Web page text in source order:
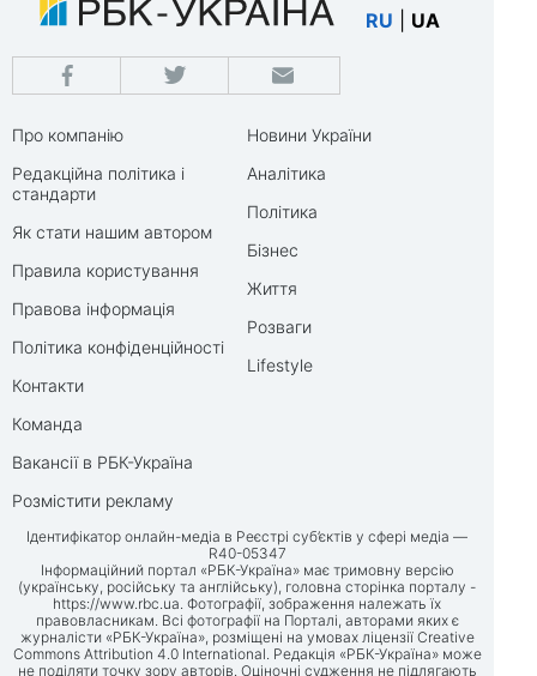
RU UA
Про компанію
Редакційна політика і
стандарти
Як стати нашим автором
Правила користування
Правова інформація
Політика конфіденційності
Контакти
Команда
Вакансії в РБК-Україна
Розмістити рекламу
Новини України
Аналітика
Політика
Бізнес
Життя
Розваги
Lifestyle
Ідентифікатор онлайн-медіа в Реєстрі суб’єктів у сфері медіа —
R40-05347
Інформаційний портал «РБК-Україна» має тримовну версію
(українську, російську та англійську), головна сторінка порталу -
https://www.rbc.ua. Фотографії, зображення належать їх
правовласникам. Всі фотографії на Порталі, авторами яких є
журналісти «РБК-Україна», розміщені на умовах ліцензії Creative
Commons Attribution 4.0 International. Редакція «РБК-Україна» може
не поділяти точку зору авторів. Оціночні судження не підлягають